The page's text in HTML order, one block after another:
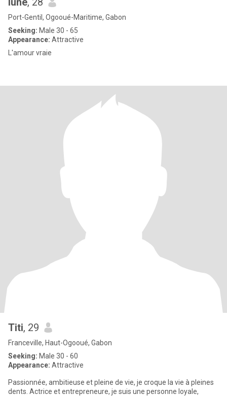
Port-Gentil, Ogooué-Maritime, Gabon
Seeking: Male 30 - 65
Appearance: Attractive
L'amour vraie
Titi, 29
Franceville, Haut-Ogooué, Gabon
Seeking: Male 30 - 60
Appearance: Attractive
Passionnée, ambitieuse et pleine de vie, je croque la vie à pleines
dents. Actrice et entrepreneure, je suis une personne loyale,